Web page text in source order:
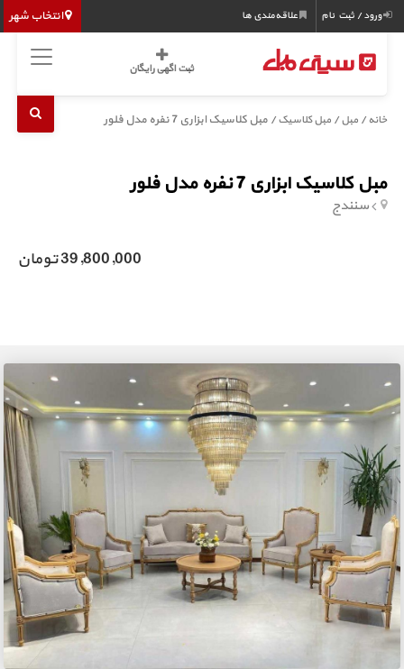
انتخاب شهر ورود / ثبت نام علاقه‌مندی ها
ثبت اگهی رایگان
خانه /مبل/مبل کلاسیک/ مبل کلاسیک ابزاری 7 نفره مدل فلور
مبل کلاسیک ابزاری 7 نفره مدل فلور
سنندج
39,800,000 تومان